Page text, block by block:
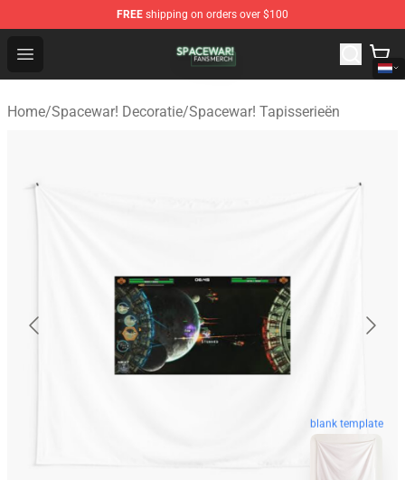
FREE shipping on orders over $100
Open menu
Spacewar! Shop - Official Spacewar! Merchandise Store
Home/Spacewar! Decoratie/Spacewar! Tapisserieën
blank template